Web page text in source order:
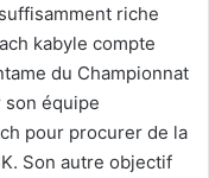
riche
kabyle compte
du Championnat
son équipe
pour procurer de la
Son autre objectif